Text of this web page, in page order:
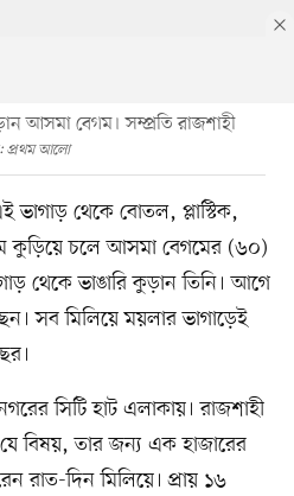
আসমা বেগম। সম্প্রতি রাজশাহী
প্রথম আলো
ভাগাড় থেকে বোতল, প্লাস্টিক,
কুড়িয়ে চলে আসমা বেগমের (৬০)
থেকে ভাঙারি কুড়ান তিনি। আগে
সব মিলিয়ে ময়লার ভাগাড়েই
সিটি হাট এলাকায়। রাজশাহী
যে বিষয়, তার জন্য এক হাজারের
রাত-দিন মিলিয়ে। প্রায় ১৬